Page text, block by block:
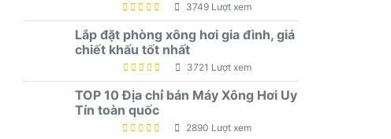
3749 Lượt xem
Lắp đặt phòng xông hơi gia đình, giá
chiết khấu tốt nhất
3721 Lượt xem
TOP 10 Địa chỉ bán Máy Xông Hơi Uy
Tín toàn quốc
2890 Lượt xem